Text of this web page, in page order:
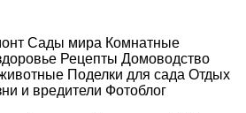
Сады мира Комнатные
Рецепты Домоводство
Поделки для сада Отдых
и вредители Фотоблог